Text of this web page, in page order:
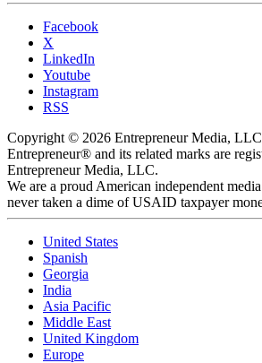
Facebook
X
LinkedIn
Youtube
Instagram
RSS
Copyright © 2026 Entrepreneur Media,
Entrepreneur® and its related marks are
Entrepreneur Media, LLC.
We are a proud American independent
never taken a dime of USAID taxpayer
United States
Spanish
Georgia
India
Asia Pacific
Middle East
United Kingdom
Europe